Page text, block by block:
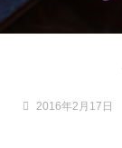
2016年2月17日